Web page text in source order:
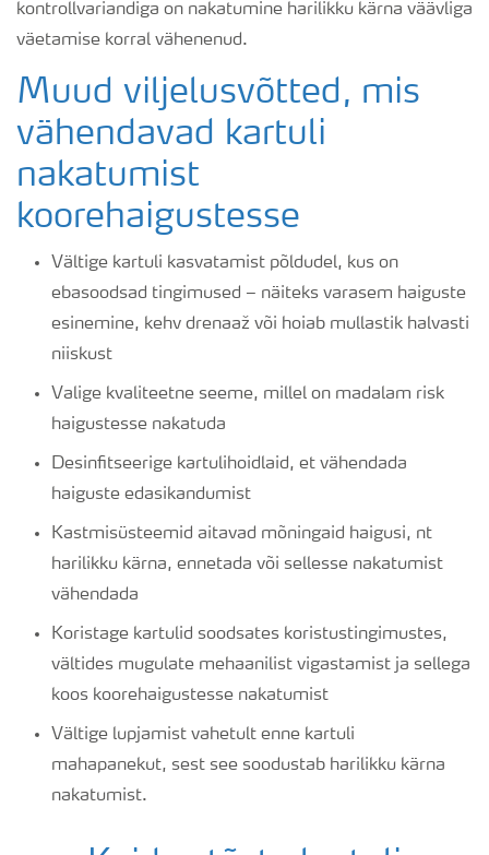
kontrollvariandiga on nakatumine harilikku kärna väävliga
väetamise korral vähenenud.
Muud viljelusvõtted, mis
vähendavad kartuli
nakatumist
koorehaigustesse
Vältige kartuli kasvatamist põldudel, kus on
ebasoodsad tingimused – näiteks varasem haiguste
esinemine, kehv drenaaž või hoiab mullastik halvasti
niiskust
Valige kvaliteetne seeme, millel on madalam risk
haigustesse nakatuda
Desinfitseerige kartulihoidlaid, et vähendada
haiguste edasikandumist
Kastmisüsteemid aitavad mõningaid haigusi, nt
harilikku kärna, ennetada või sellesse nakatumist
vähendada
Koristage kartulid soodsates koristustingimustes,
vältides mugulate mehaanilist vigastamist ja sellega
koos koorehaigustesse nakatumist
Vältige lupjamist vahetult enne kartuli
mahapanekut, sest see soodustab harilikku kärna
nakatumist.